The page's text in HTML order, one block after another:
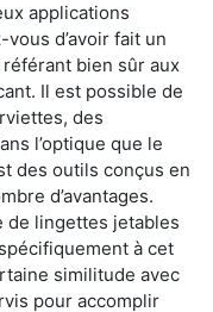
applications
d’avoir fait un
bien sûr aux
Il est possible de
des
l’optique que le
des outils conçus en
d’avantages.
de lingettes jetables
à cet
similitude avec
pour accomplir